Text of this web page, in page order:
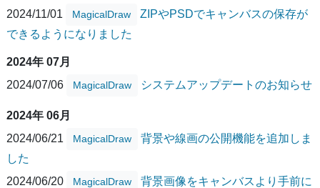
2024/11/01
MagicalDraw
ZIPやPSDでキャンバスの保存が
できるようになりました
2024年 07月
2024/07/06
MagicalDraw システムアップデートのお知らせ
2024年 06月
2024/06/21
MagicalDraw
背景や線画の公開機能を追加しま
した
2024/06/20
MagicalDraw
背景画像をキャンバスより手前に